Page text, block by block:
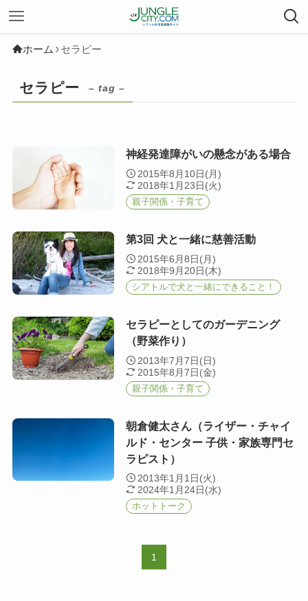
ホーム セラピー
セラピー – tag –
神経発達障がいの懸念がある場合
2015年8月10日(月)
2018年1月23日(火)
親子関係・子育て
第3回 犬と一緒に慈善活動
2015年6月8日(月)
2018年9月20日(木)
シアトルで犬と一緒にできること！
セラピーとしてのガーデニング
（野菜作り）
2013年7月7日(日)
2015年8月7日(金)
親子関係・子育て
朝倉健太さん（ライザー・チャイ
ルド・センター 子供・家族専門セ
ラピスト）
2013年1月1日(火)
2024年1月24日(水)
ホットトーク
1